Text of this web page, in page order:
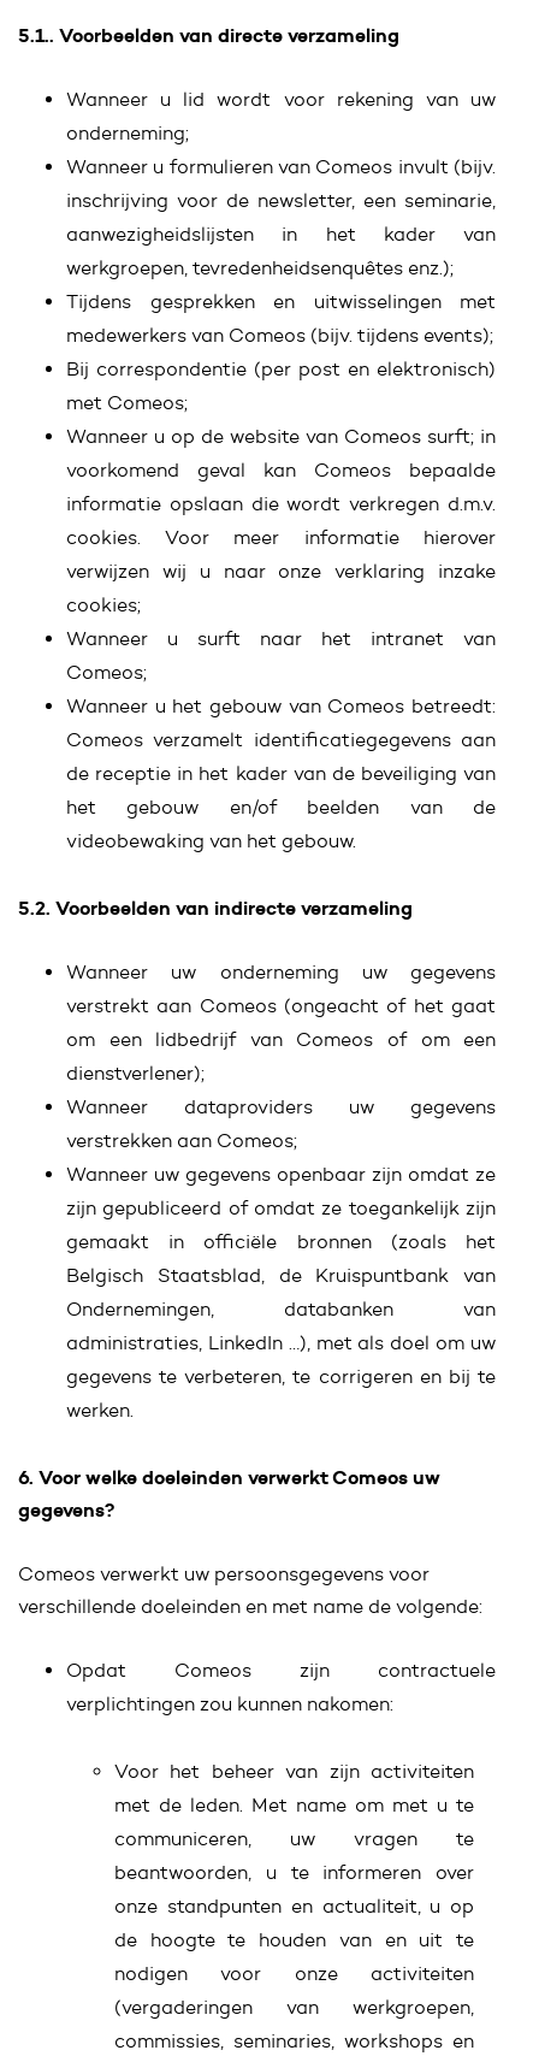
5.1.. Voorbeelden van directe verzameling
Wanneer u lid wordt voor rekening van uw
onderneming;
Wanneer u formulieren van Comeos invult (bijv.
inschrijving voor de newsletter, een seminarie,
aanwezigheidslijsten in het kader van
werkgroepen, tevredenheidsenquêtes enz.);
Tijdens gesprekken en uitwisselingen met
medewerkers van Comeos (bijv. tijdens events);
Bij correspondentie (per post en elektronisch)
met Comeos;
Wanneer u op de website van Comeos surft; in
voorkomend geval kan Comeos bepaalde
informatie opslaan die wordt verkregen d.m.v.
cookies. Voor meer informatie hierover
verwijzen wij u naar onze verklaring inzake
cookies;
Wanneer u surft naar het intranet van
Comeos;
Wanneer u het gebouw van Comeos betreedt:
Comeos verzamelt identificatiegegevens aan
de receptie in het kader van de beveiliging van
het gebouw en/of beelden van de
videobewaking van het gebouw.
5.2. Voorbeelden van indirecte verzameling
Wanneer uw onderneming uw gegevens
verstrekt aan Comeos (ongeacht of het gaat
om een lidbedrijf van Comeos of om een
dienstverlener);
Wanneer dataproviders uw gegevens
verstrekken aan Comeos;
Wanneer uw gegevens openbaar zijn omdat ze
zijn gepubliceerd of omdat ze toegankelijk zijn
gemaakt in officiële bronnen (zoals het
Belgisch Staatsblad, de Kruispuntbank van
Ondernemingen, databanken van
administraties, LinkedIn …), met als doel om uw
gegevens te verbeteren, te corrigeren en bij te
werken.
6. Voor welke doeleinden verwerkt Comeos uw
gegevens?
Comeos verwerkt uw persoonsgegevens voor
verschillende doeleinden en met name de volgende:
Opdat Comeos zijn contractuele
verplichtingen zou kunnen nakomen:
Voor het beheer van zijn activiteiten
met de leden. Met name om met u te
communiceren, uw vragen te
beantwoorden, u te informeren over
onze standpunten en actualiteit, u op
de hoogte te houden van en uit te
nodigen voor onze activiteiten
(vergaderingen van werkgroepen,
commissies, seminaries, workshops en